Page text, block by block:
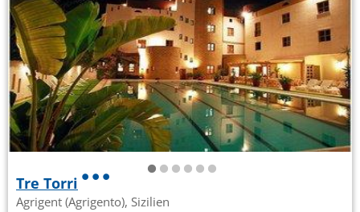
Tre Torri
Agrigent (Agrigento), Sizilien